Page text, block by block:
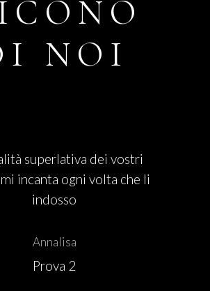
NOI
superlativa dei vostri
incanta ogni volta che li
indosso
Annalisa
Prova 2